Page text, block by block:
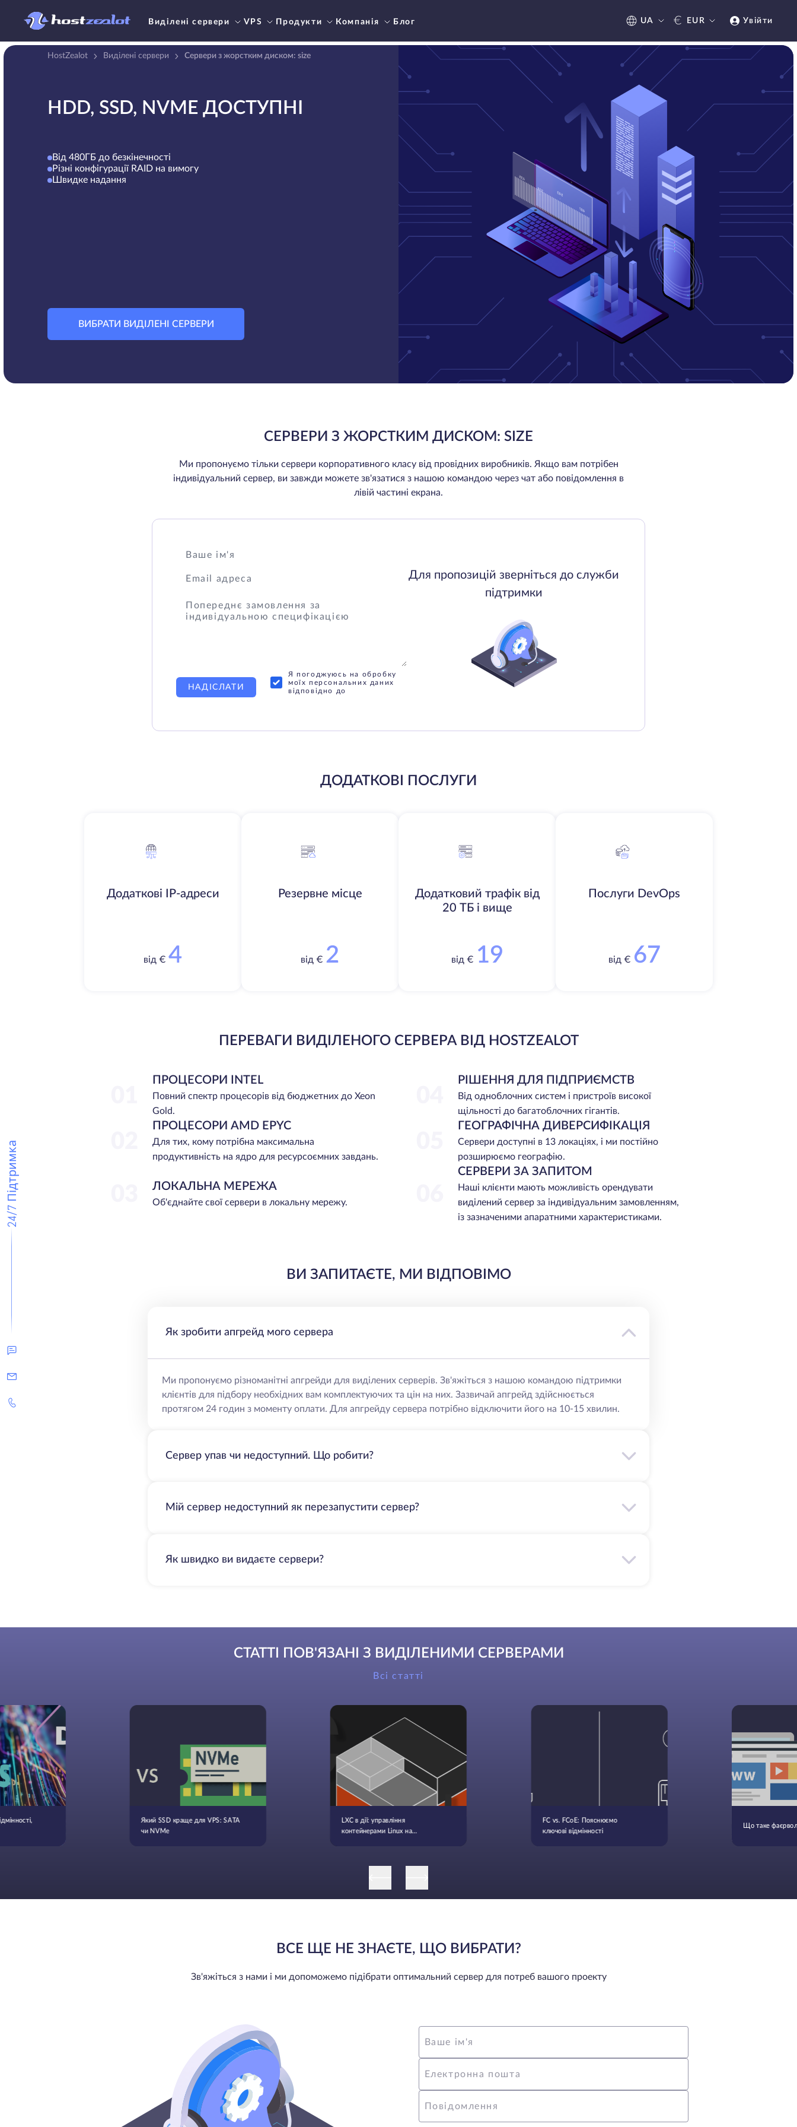
Виділені сервери VPS Продукти Компанія Блог UA € EUR Увійти
24/7 Підтримка
HostZealot Виділені сервери Сервери з жорстким диском: size
HDD, SSD, NVME ДОСТУПНІ
Від 480ГБ до безкінечності
Різні конфігурації RAID на вимогу
Швидке надання
ВИБРАТИ ВИДІЛЕНІ СЕРВЕРИ
СЕРВЕРИ З ЖОРСТКИМ ДИСКОМ: SIZE
Ми пропонуємо тільки сервери корпоративного класу від провідних виробників. Якщо вам потрібен
індивідуальний сервер, ви завжди можете зв'язатися з нашою командою через чат або повідомлення в
лівій частині екрана.
Я погоджуюсь на обробку
моїх персональних даних
відповідно до
НАДІСЛАТИ
Для пропозицій зверніться до служби
підтримки
ДОДАТКОВІ ПОСЛУГИ
Додаткові IP-адреси
від € 4
Резервне місце
від € 2
Додатковий трафік від
20 ТБ і вище
від € 19
Послуги DevOps
від € 67
ПЕРЕВАГИ ВИДІЛЕНОГО СЕРВЕРА ВІД HOSTZEALOT
ПРОЦЕСОРИ INTEL
Повний спектр процесорів від бюджетних до Xeon
Gold.
РІШЕННЯ ДЛЯ ПІДПРИЄМСТВ
Від одноблочних систем і пристроїв високої
щільності до багатоблочних гігантів.
ПРОЦЕСОРИ AMD EPYC
Для тих, кому потрібна максимальна
продуктивність на ядро для ресурсоємних завдань.
ГЕОГРАФІЧНА ДИВЕРСИФІКАЦІЯ
Сервери доступні в 13 локаціях, і ми постійно
розширюємо географію.
ЛОКАЛЬНА МЕРЕЖА
Об'єднайте свої сервери в локальну мережу.
СЕРВЕРИ ЗА ЗАПИТОМ
Наші клієнти мають можливість орендувати
виділений сервер за індивідуальним замовленням,
із зазначеними апаратними характеристиками.
ВИ ЗАПИТАЄТЕ, МИ ВІДПОВІМО
Як зробити апгрейд мого сервера
Ми пропонуємо різноманітні апгрейди для виділених серверів. Зв'яжіться з нашою командою підтримки
клієнтів для підбору необхідних вам комплектуючих та цін на них. Зазвичай апгрейд здійснюється
протягом 24 годин з моменту оплати. Для апгрейду сервера потрібно відключити його на 10-15 хвилин.
Сервер упав чи недоступний. Що робити?
Мій сервер недоступний як перезапустити сервер?
Як швидко ви видаєте сервери?
СТАТТІ ПОВ'ЯЗАНІ З ВИДІЛЕНИМИ СЕРВЕРАМИ
Всі статті
Який SSD краще для VPS: SATA
чи NVMe
LXC в дії: управління
контейнерами Linux на
FC vs. FCoE: Пояснюємо
ключові відмінності
Що таке
ВСЕ ЩЕ НЕ ЗНАЄТЕ, ЩО ВИБРАТИ?
Зв'яжіться з нами і ми допоможемо підібрати оптимальний сервер для потреб вашого проекту
Ваше ім'я
Електронна пошта
Повідомлення